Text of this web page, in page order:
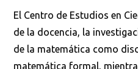
El Centro de Estudios en
de la docencia, la
de la matemática como
matemática formal,